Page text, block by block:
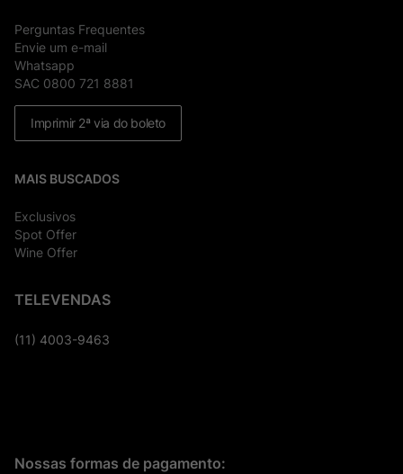
Perguntas Frequentes
Envie um e-mail
Whatsapp
SAC 0800 721 8881
Imprimir 2ª via do boleto
MAIS BUSCADOS
Exclusivos
Spot Offer
Wine Offer
TELEVENDAS
(11) 4003-9463
Nossas formas de pagamento: